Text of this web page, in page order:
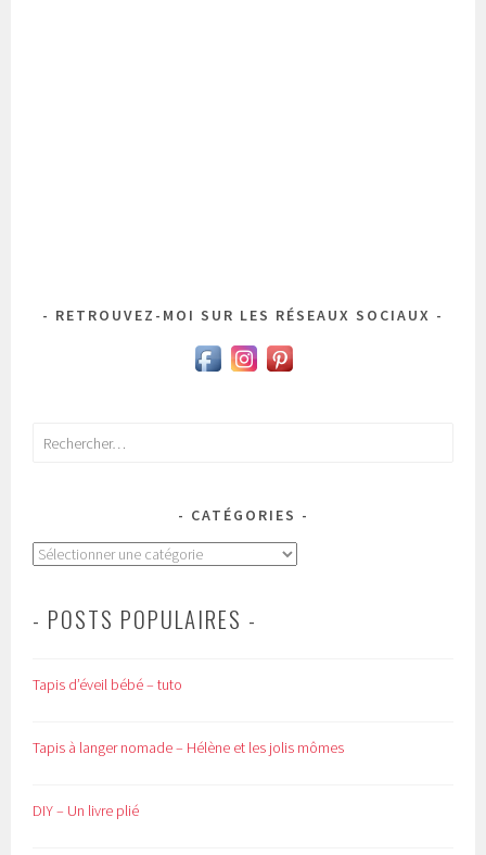
RETROUVEZ-MOI SUR LES RÉSEAUX SOCIAUX
Rechercher :
CATÉGORIES
Catégories
- POSTS POPULAIRES -
Tapis d’éveil bébé – tuto
Tapis à langer nomade – Hélène et les jolis mômes
DIY – Un livre plié